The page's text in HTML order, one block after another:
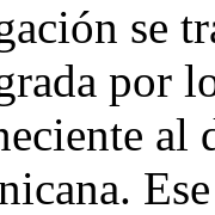
se
por